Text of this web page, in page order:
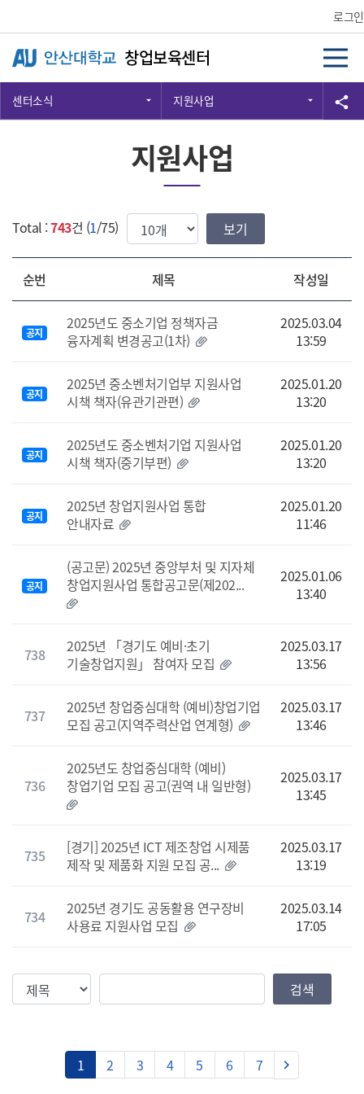
Skip Menu 로그인
창업보육센터
센터소식 지원사업 공
share
지원사업
Total :743건 (1/75) 한번에 보여질 게시물 갯수
순번 제목 작성일
공지
2025년도 중소기업 정책자금
융자계획 변경공고(1차)
2025.03.04
13:59
공지
2025년 중소벤처기업부 지원사업
시책 책자(유관기관편)
2025.01.20
13:20
공지
2025년도 중소벤처기업 지원사업
시책 책자(중기부편)
2025.01.20
13:20
공지
2025년 창업지원사업 통합
안내자료
2025.01.20
11:46
공지
(공고문) 2025년 중앙부처 및 지자체
창업지원사업 통합공고문(제202...
2025.01.06
13:40
738
2025년 「경기도 예비·초기
기술창업지원」 참여자 모집
2025.03.17
13:56
737
2025년 창업중심대학 (예비)창업기업
모집 공고(지역주력산업 연계형)
2025.03.17
13:46
736
2025년도 창업중심대학 (예비)
창업기업 모집 공고(권역 내 일반형)
2025.03.17
13:45
735
[경기] 2025년 ICT 제조창업 시제품
제작 및 제품화 지원 모집 공...
2025.03.17
13:19
734
2025년 경기도 공동활용 연구장비
사용료 지원사업 모집
2025.03.14
17:05
검색조건 검색값 검색
1 2 3 4 5 6 7 keyboard_arrow_right